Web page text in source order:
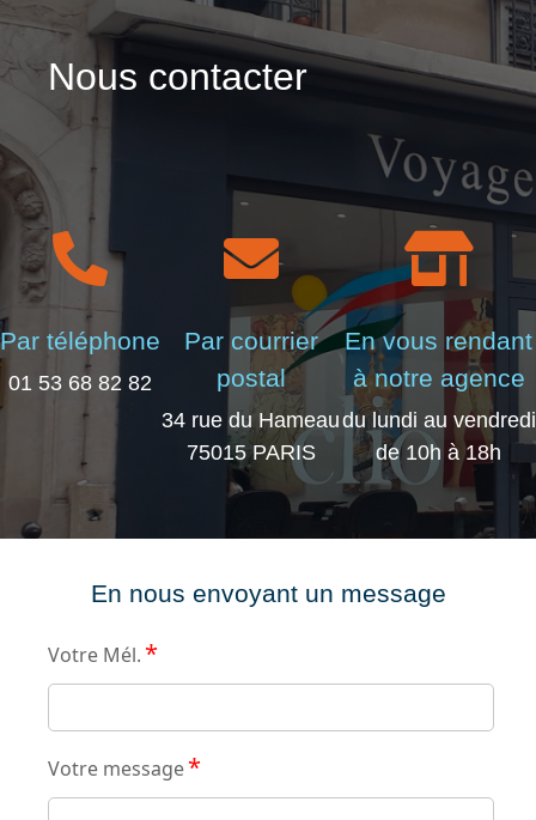
Nous contacter
Par téléphone
01 53 68 82 82
Par courrier
postal
34 rue du Hameau
75015 PARIS
En vous rendant
à notre agence
du lundi au vendredi
de 10h à 18h
En nous envoyant un message
Votre Mél. *
Votre message*